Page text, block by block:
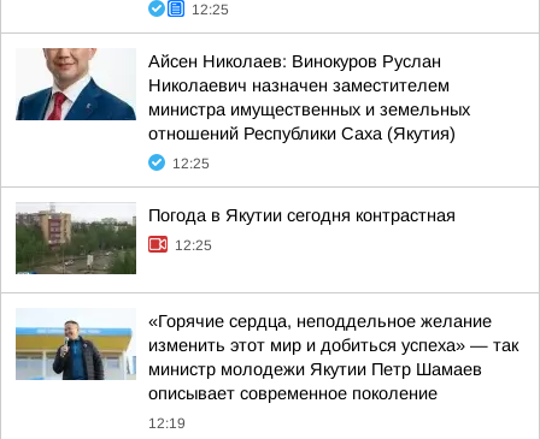
12:25
Айсен Николаев: Винокуров Руслан
Николаевич назначен заместителем
министра имущественных и земельных
отношений Республики Саха (Якутия)
12:25
Погода в Якутии сегодня контрастная
12:25
«Горячие сердца, неподдельное желание
изменить этот мир и добиться успеха» — так
министр молодежи Якутии Петр Шамаев
описывает современное поколение
12:19